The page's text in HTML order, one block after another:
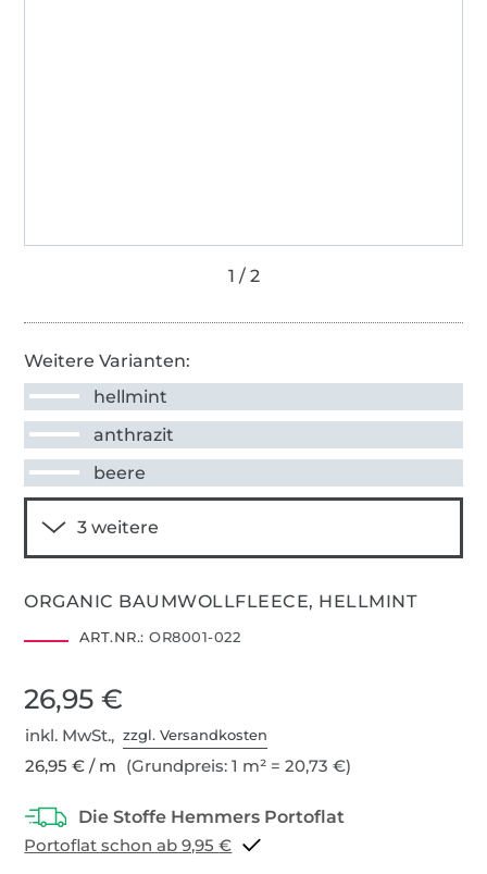
Weitere Varianten:
hellmint
anthrazit
beere
ORGANIC BAUMWOLLFLEECE, HELLMINT
ART.NR.: OR8001-022
26,95 €
inkl. MwSt.,zzgl. Versandkosten
26,95 € / m (Grundpreis: 1 m² = 20,73 €)
Portoflat schon ab 9,95 €